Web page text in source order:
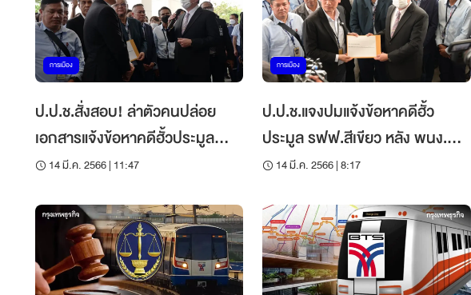
การเมือง
ป.ป.ช.สั่งสอบ! ล่าตัวคนปล่อย
เอกสารแจ้งข้อหาคดีฮั้วประมูล
รฟฟ.สีเขียวหลุด
14 มี.ค. 2566 | 11:47
การเมือง
ป.ป.ช.แจงปมแจ้งข้อหาคดีฮั้ว
ประมูล รฟฟ.สีเขียว หลัง พนง.
BTSC บุกประท้วง
14 มี.ค. 2566 | 8:17